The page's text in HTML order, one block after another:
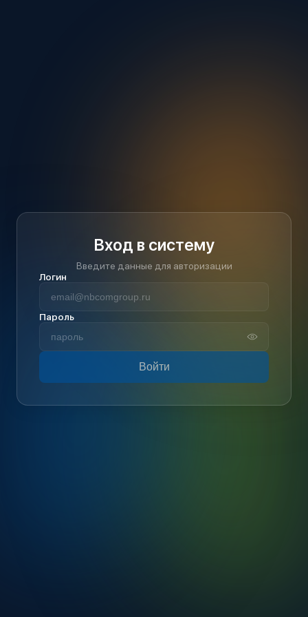
Вход в систему
Введите данные для авторизации
Логин
Пароль
Войти